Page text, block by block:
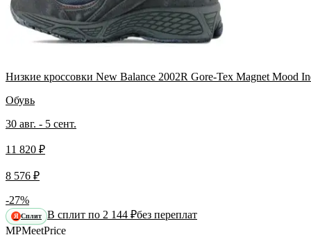
Низкие кроссовки New Balance 2002R Gore-Tex Magnet Mood
Обувь
30 авг. - 5 сент.
11 820 ₽
8 576 ₽
-27%
Я Сплит В сплит по 2 144 ₽без переплат
MPMeetPrice